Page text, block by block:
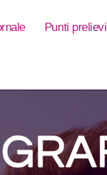
Punti prelievi